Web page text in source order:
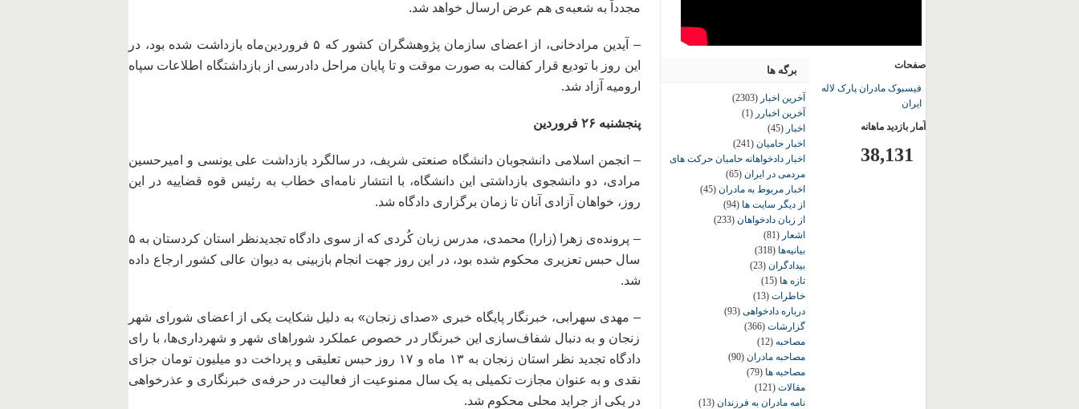
مجدداً به شعبه‌ی هم عرض ارسال خواهد شد.
– آیدین مرادخانی، از اعضای سازمان پژوهشگران کشور که ۵ فروردین‌ماه بازداشت شده بود، در
این روز با تودیع قرار کفالت به صورت موقت و تا پایان مراحل دادرسی از بازداشتگاه اطلاعات سپاه
ارومیه آزاد شد.
پنجشنبه ۲۶ فروردین
– انجمن اسلامی دانشجوبان دانشگاه صنعتی شریف، در سالگرد بازداشت علی یونسی و امیرحسین
مرادی، دو دانشجوی بازداشتی این دانشگاه، با انتشار نامه‌ای خطاب به رئیس قوه قضاییه در این
روز، خواهان آزادی آنان تا زمان برگزاری دادگاه شد.
– پرونده‌ی زهرا (زارا) محمدی، مدرس زبان کُردی که از سوی دادگاه تجدیدنظر استان کردستان به ۵
سال حبس تعزیری محکوم شده بود، در این روز جهت انجام بازبینی به دیوان عالی کشور ارجاع داده
شد.
– مهدی سهرابی، خبرنگار پایگاه خبری «صدای زنجان» به دلیل شکایت یکی از اعضای شورای شهر
زنجان و به دنبال شفاف‌سازی این خبرنگار در خصوص عملکرد شوراهای شهر و شهرداری‌ها، با رای
دادگاه تجدید نظر استان زنجان به ۱۳ ماه و ۱۷ روز حبس تعلیقی و پرداخت دو میلیون تومان جزای
نقدی و به عنوان مجازت تکمیلی به یک سال ممنوعیت از فعالیت در حرفه‌ی خبرنگاری و عذرخواهی
در یکی از جراید محلی محکوم شد.
برگه ها
آخرین اخبار (2303)
آخرین اخبارر (1)
اخبار (45)
اخبار حامیان (241)
اخبار دادخواهانه حامیان حرکت های
مردمی در ایران (65)
اخبار مربوط به مادران (45)
از دیگر سایت ها (94)
از زبان دادخواهان (233)
اشعار (81)
بیانیه‌ها (318)
بیدادگران (23)
تازه ها (15)
خاطرات (13)
درباره دادخواهی (93)
گزارشات (366)
مصاحبه (12)
مصاحبه مادران (90)
مصاحبه ها (79)
مقالات (121)
نامه مادران به فرزندان (13)
صفحات
فیسبوک مادران پارک لاله
ایران
آمار بازدید ماهانه
38,131